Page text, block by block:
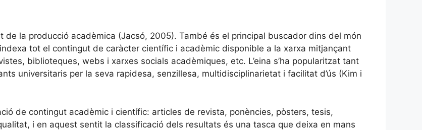
de la producció acadèmica (Jacsó, 2005). També és el principal buscador dins del món
tot el contingut de caràcter científic i acadèmic disponible a la xarxa mitjançant
biblioteques, webs i xarxes socials acadèmiques, etc. L’eina s’ha popularitzat tant
universitaris per la seva rapidesa, senzillesa, multidisciplinarietat i facilitat d’ús (Kim i
de contingut acadèmic i científic: articles de revista, ponències, pòsters, tesis,
i en aquest sentit la classificació dels resultats és una tasca que deixa en mans